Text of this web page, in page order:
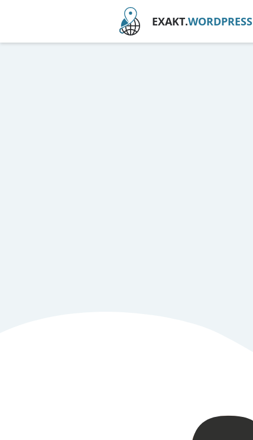
EXAKT.WORDPRESS